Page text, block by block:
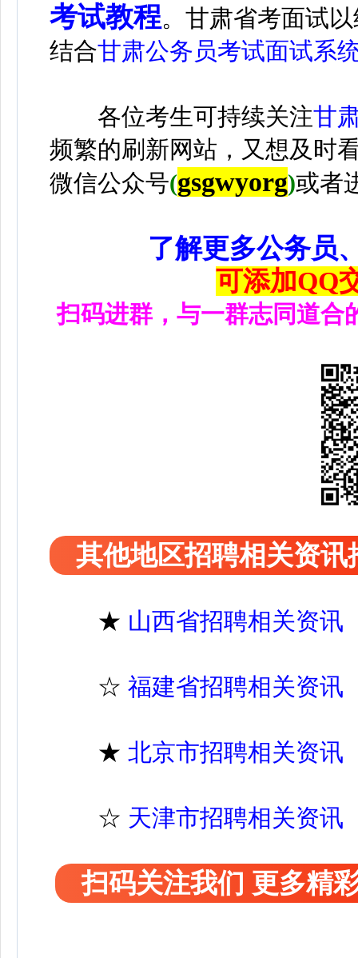
考试教程。甘肃省考面试
结合甘肃公务员考试面试系
各位考生可持续关注甘
频繁的刷新网站，又想及时
微信公众号(gsgwyorg)或者
了解更多公务员
可添加QQ
扫码进群，与一群志同道合
其他地区招聘相关资讯
★ 山西省招聘相关资讯
☆ 福建省招聘相关资讯
★ 北京市招聘相关资讯
☆ 天津市招聘相关资讯
扫码关注我们 更多精